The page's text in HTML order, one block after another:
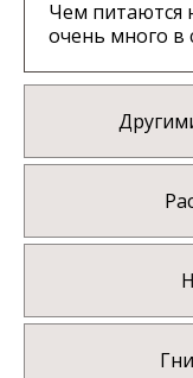
Чем питаются
очень много в